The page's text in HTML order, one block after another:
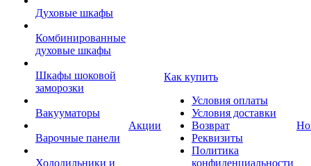
Духовые шкафы
Комбинированные
духовые шкафы
Шкафы шоковой
заморозки
Вакууматоры
Варочные панели
Холодильники и
Акции
Как купить
Условия оплаты
Условия доставки
Возврат
Реквизиты
Политика
конфиденциальности